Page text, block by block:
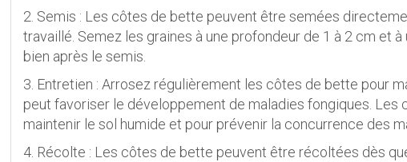
2. Semis : Les côtes de bette peuvent être semées
travaillé. Semez les graines à une profondeur de 1 à 2 cm et
bien après le semis.
3. Entretien : Arrosez régulièrement les côtes de bette pour
peut favoriser le développement de maladies fongiques.
maintenir le sol humide et pour prévenir la concurrence des
4. Récolte : Les côtes de bette peuvent être récoltées dès